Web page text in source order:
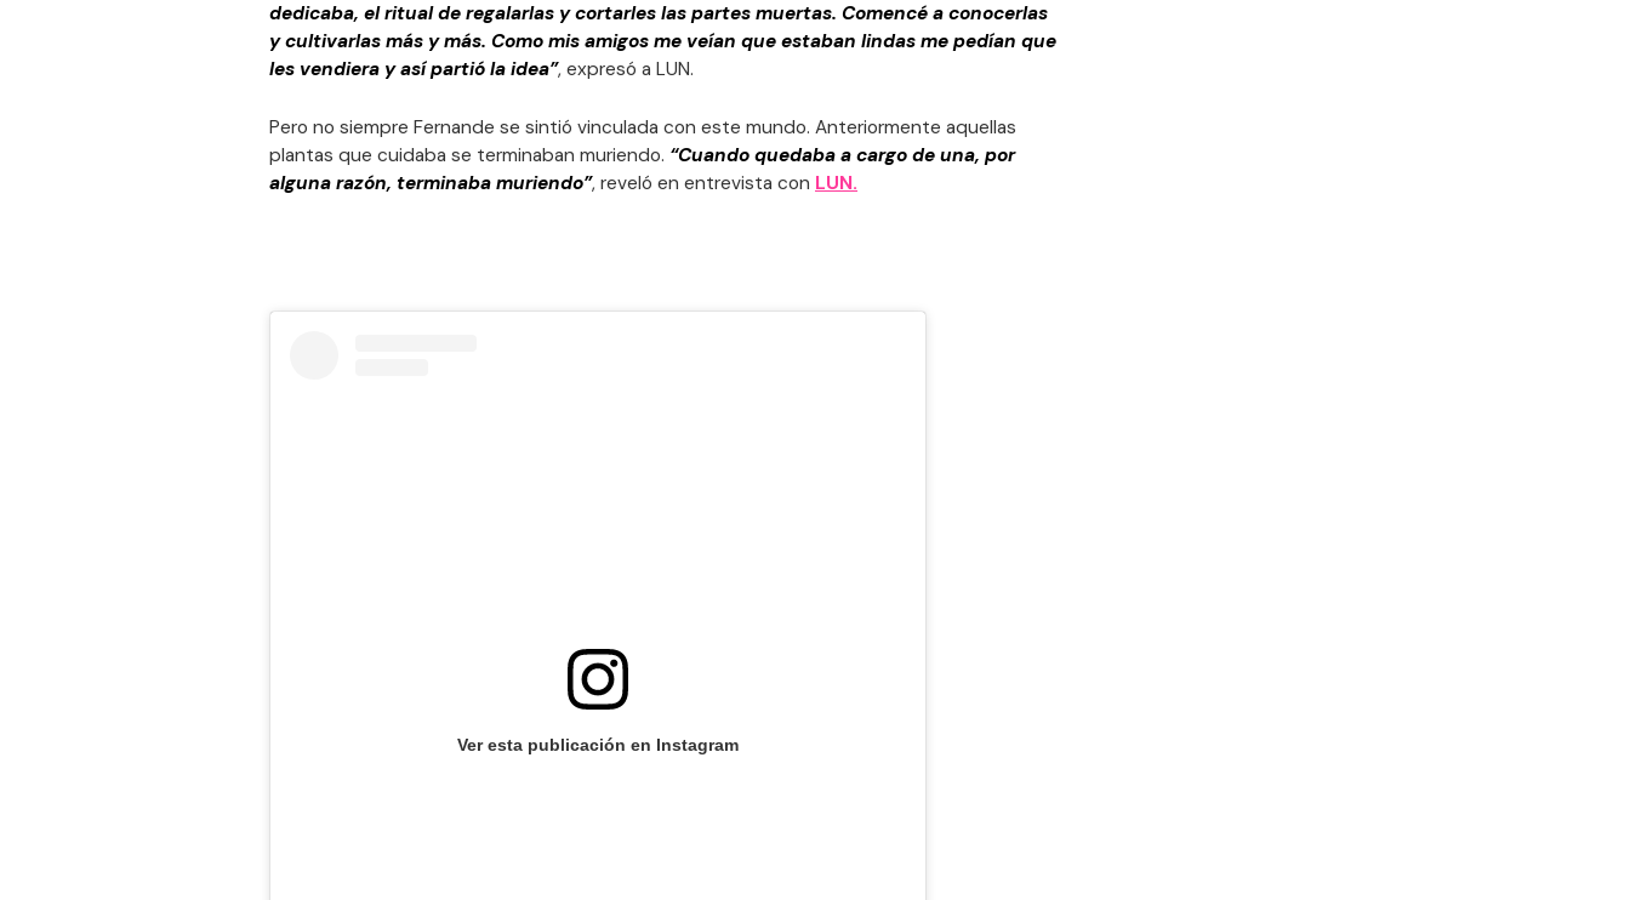
dedicaba, el ritual de regalarlas y cortarles las partes muertas. Comencé a conocerlas
y cultivarlas más y más. Como mis amigos me veían que estaban lindas me pedían que
les vendiera y así partió la idea”, expresó a LUN.
Pero no siempre Fernande se sintió vinculada con este mundo. Anteriormente aquellas
plantas que cuidaba se terminaban muriendo. “Cuando quedaba a cargo de una, por
alguna razón, terminaba muriendo”, reveló en entrevista con LUN.
Ver esta publicación en Instagram